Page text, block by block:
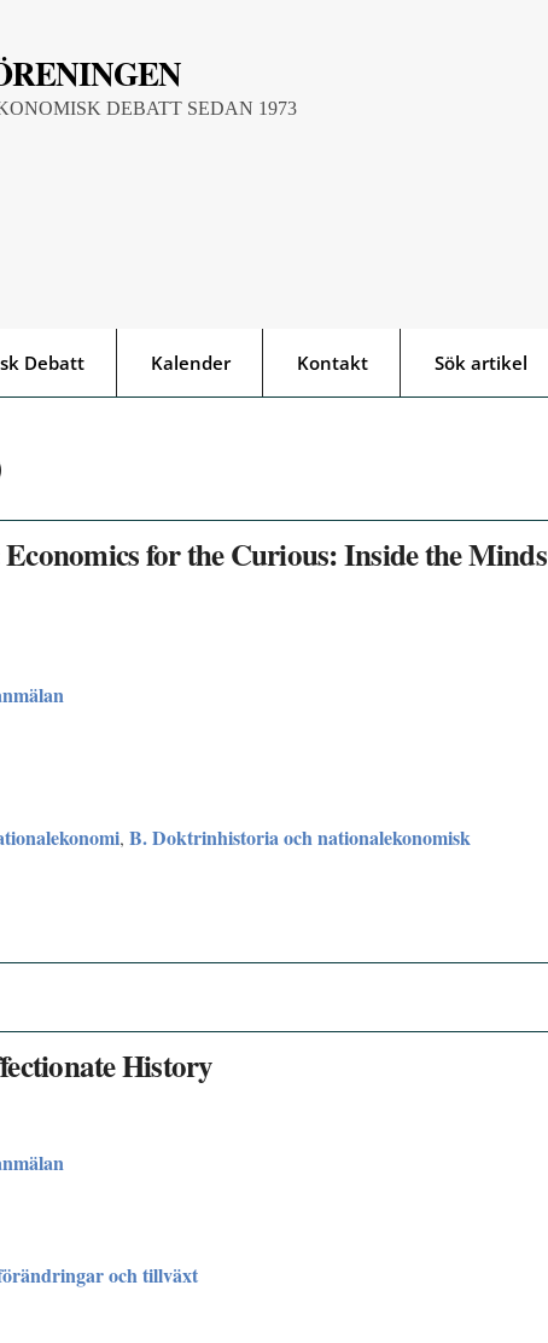
DEBATT SEDAN 1973
Debatt Kalender Kontakt Sök artikel
for the Curious: Inside the Minds
, B. Doktrinhistoria och nationalekonomisk
History
och tillväxt